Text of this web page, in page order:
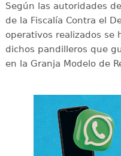
Según las autoridades
de la Fiscalía Contra el
operativos realizados se
dichos pandilleros que
en la Granja Modelo de